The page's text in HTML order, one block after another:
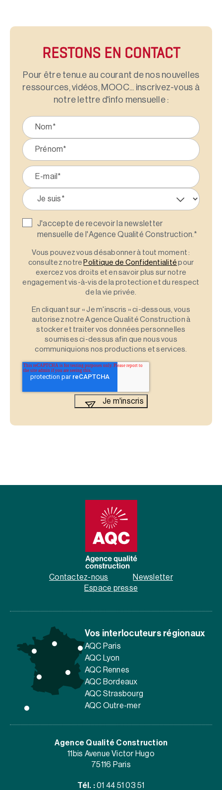
RESTONS EN CONTACT
Pour être tenu.e au courant de nos nouvelles
ressources, vidéos, MOOC... inscrivez-vous à
notre lettre d'info mensuelle :
J'accepte de recevoir la newsletter
mensuelle de l'Agence Qualité Construction.*
Vous pouvez vous désabonner à tout moment :
consultez notre Politique de Confidentialité pour
exercez vos droits et en savoir plus sur notre
engagement vis-à-vis de la protection et du respect
de la vie privée.
En cliquant sur « Je m'inscris » ci-dessous, vous
autorisez notre Agence Qualité Construction à
stocker et traiter vos données personnelles
soumises ci-dessus afin que nous vous
communiquions nos productions et services.
Contactez-nous
Newsletter
Espace presse
Vos interlocuteurs régionaux
AQC Paris
AQC Lyon
AQC Rennes
AQC Bordeaux
AQC Strasbourg
AQC Outre-mer
Agence Qualité Construction
11bis Avenue Victor Hugo
75116 Paris
Tél. : 01 44 51 03 51